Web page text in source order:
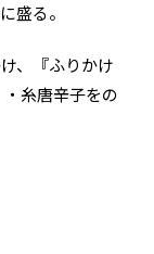
盛る。
、『ふりかけ
糸唐辛子をの